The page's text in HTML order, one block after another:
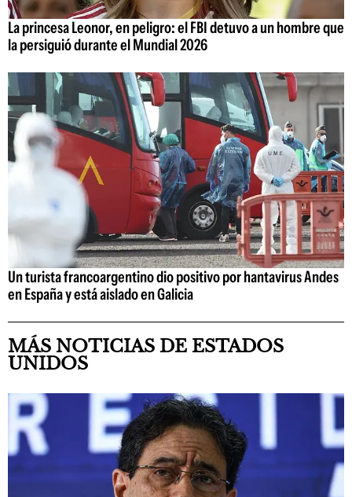
La princesa Leonor, en peligro: el FBI detuvo a un hombre que
la persiguió durante el Mundial 2026
Un turista francoargentino dio positivo por hantavirus Andes
en España y está aislado en Galicia
MÁS NOTICIAS DE ESTADOS
UNIDOS